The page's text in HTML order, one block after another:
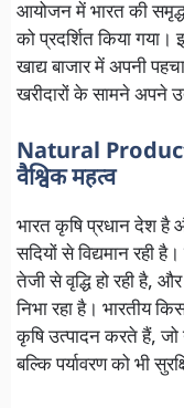
आयोजन में भारत की
को प्रदर्शित किया
खाद्य बाजार में अपनी
खरीदारों के सामने अपने
Natural
वैश्विक महत्व
भारत कृषि प्रधान देश है
सदियों से विद्यमान रही
तेजी से वृद्धि हो रही है,
निभा रहा है। भारतीय
कृषि उत्पादन करते हैं, जो
बल्कि पर्यावरण को भी